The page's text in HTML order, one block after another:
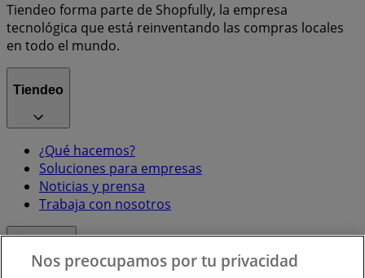
Tiendeo forma parte de Shopfully, la empresa
tecnológica que está reinventando las compras locales
en todo el mundo.
Tiendeo
¿Qué hacemos?
Soluciones para empresas
Noticias y prensa
Trabaja con nosotros
Nos preocupamos por tu privacidad